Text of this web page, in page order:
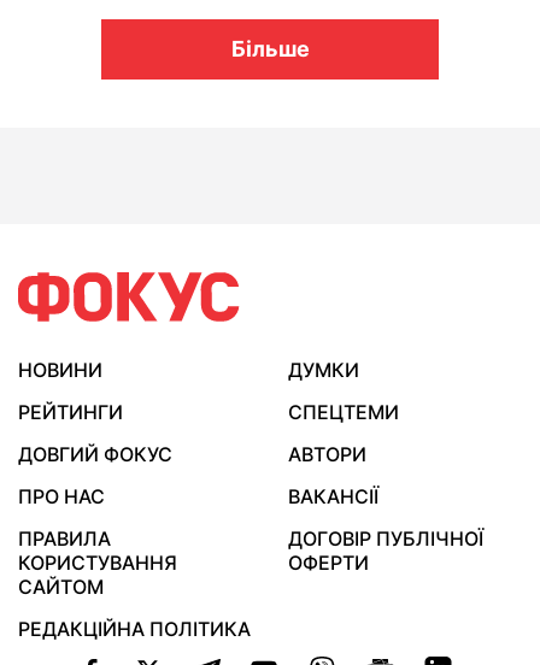
Більше
НОВИНИ
ДУМКИ
РЕЙТИНГИ
СПЕЦТЕМИ
ДОВГИЙ ФОКУС
АВТОРИ
ПРО НАС
ВАКАНСІЇ
ПРАВИЛА
КОРИСТУВАННЯ
САЙТОМ
ДОГОВІР ПУБЛІЧНОЇ
ОФЕРТИ
РЕДАКЦІЙНА ПОЛІТИКА